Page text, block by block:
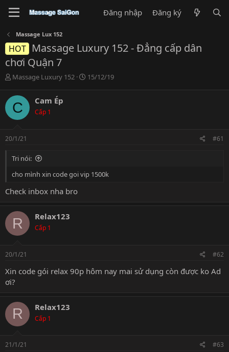
Đăng nhập Đăng ký
Massage Lux 152
HOT
Massage Luxury 152 - Đẳng cấp dân
chơi Quận 7
T
r
e
a
d
t
r
e
Massage Luxury 152
N
15/12/19
C Cam Ép
Cấp 1
20/1/21 #61
Tri nói:
cho mình xin code goi vip 1500k
Check inbox nha bro
R Relax123
Cấp 1
20/1/21 #62
Xin code gói relax 90p hôm nay mai sử dụng còn được ko Ad
ơi?
R Relax123
Cấp 1
21/1/21 #63